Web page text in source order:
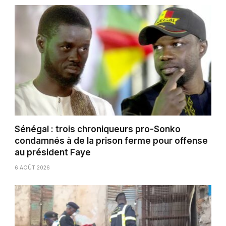
Sénégal : trois chroniqueurs pro-Sonko
condamnés à de la prison ferme pour offense
au président Faye
6 AOÛT 2026